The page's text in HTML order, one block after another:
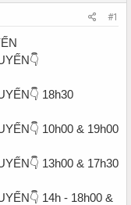
#1
18h30
10h00 & 19h00
13h00 & 17h30
14h - 18h00 &